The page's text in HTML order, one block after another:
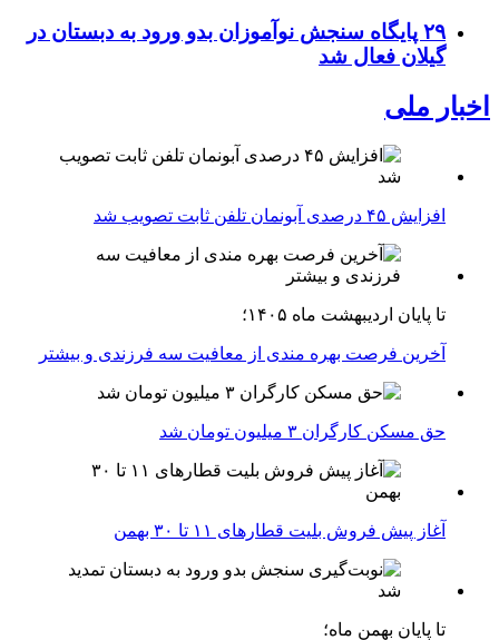
۲۹ پایگاه سنجش نوآموزان بدو ورود به دبستان در
گیلان فعال شد
اخبار ملی
افزایش ۴۵ درصدی آبونمان تلفن ثابت تصویب شد
تا پایان اردیبهشت ماه ۱۴۰۵؛
آخرین فرصت بهره مندی از معافیت سه فرزندی و بیشتر
حق مسکن کارگران ۳ میلیون تومان شد
آغاز پیش فروش بلیت‌ قطارهای ۱۱ تا ۳۰ بهمن
تا پایان بهمن ماه؛